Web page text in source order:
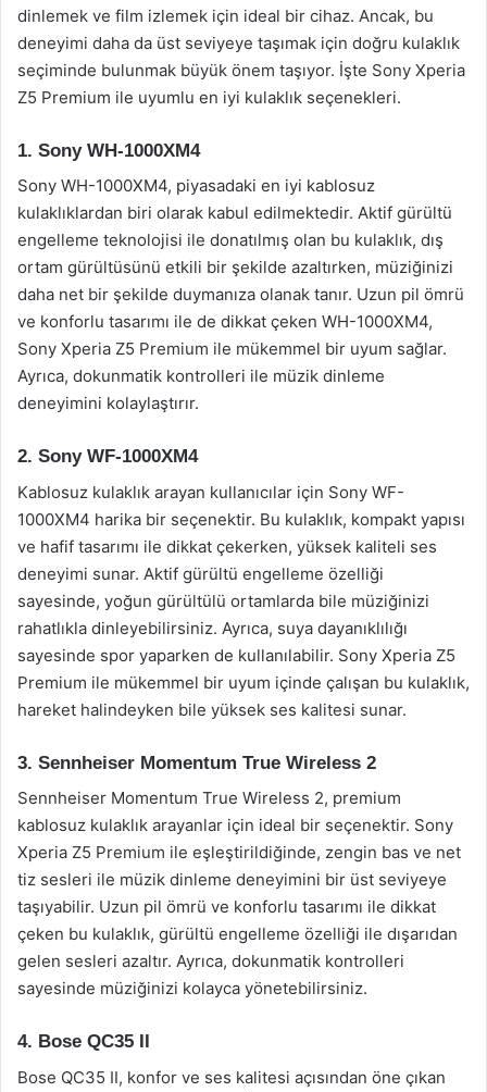
dinlemek ve film izlemek için ideal bir cihaz. Ancak, bu
deneyimi daha da üst seviyeye taşımak için doğru kulaklık
seçiminde bulunmak büyük önem taşıyor. İşte Sony Xperia
Z5 Premium ile uyumlu en iyi kulaklık seçenekleri.
1. Sony WH-1000XM4
Sony WH-1000XM4, piyasadaki en iyi kablosuz
kulaklıklardan biri olarak kabul edilmektedir. Aktif gürültü
engelleme teknolojisi ile donatılmış olan bu kulaklık, dış
ortam gürültüsünü etkili bir şekilde azaltırken, müziğinizi
daha net bir şekilde duymanıza olanak tanır. Uzun pil ömrü
ve konforlu tasarımı ile de dikkat çeken WH-1000XM4,
Sony Xperia Z5 Premium ile mükemmel bir uyum sağlar.
Ayrıca, dokunmatik kontrolleri ile müzik dinleme
deneyimini kolaylaştırır.
2. Sony WF-1000XM4
Kablosuz kulaklık arayan kullanıcılar için Sony WF-
1000XM4 harika bir seçenektir. Bu kulaklık, kompakt yapısı
ve hafif tasarımı ile dikkat çekerken, yüksek kaliteli ses
deneyimi sunar. Aktif gürültü engelleme özelliği
sayesinde, yoğun gürültülü ortamlarda bile müziğinizi
rahatlıkla dinleyebilirsiniz. Ayrıca, suya dayanıklılığı
sayesinde spor yaparken de kullanılabilir. Sony Xperia Z5
Premium ile mükemmel bir uyum içinde çalışan bu kulaklık,
hareket halindeyken bile yüksek ses kalitesi sunar.
3. Sennheiser Momentum True Wireless 2
Sennheiser Momentum True Wireless 2, premium
kablosuz kulaklık arayanlar için ideal bir seçenektir. Sony
Xperia Z5 Premium ile eşleştirildiğinde, zengin bas ve net
tiz sesleri ile müzik dinleme deneyimini bir üst seviyeye
taşıyabilir. Uzun pil ömrü ve konforlu tasarımı ile dikkat
çeken bu kulaklık, gürültü engelleme özelliği ile dışarıdan
gelen sesleri azaltır. Ayrıca, dokunmatik kontrolleri
sayesinde müziğinizi kolayca yönetebilirsiniz.
4. Bose QC35 II
Bose QC35 II, konfor ve ses kalitesi açısından öne çıkan